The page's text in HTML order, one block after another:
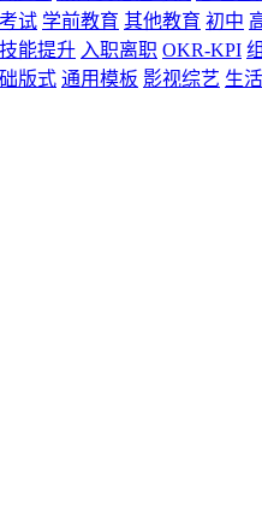
试 学前教育 其他教育 初中
技能提升 入职离职 OKR-KPI
版式 通用模板 影视综艺 生